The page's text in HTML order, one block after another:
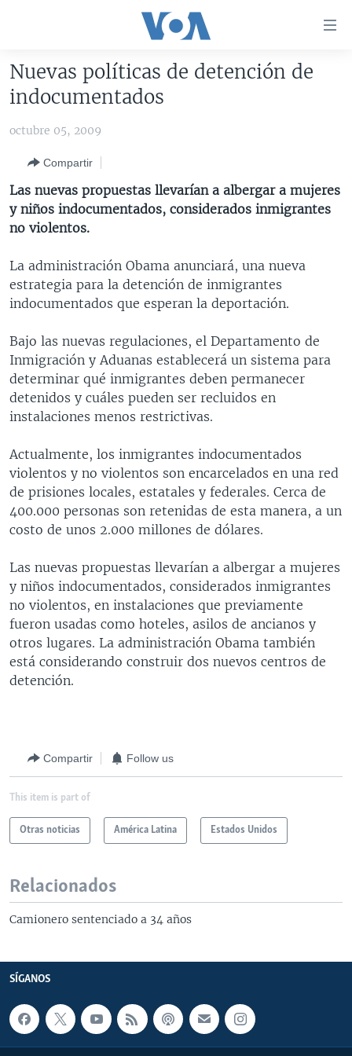
accesibilidad
contenido
Salte
navegador
principal
Salte
búsqueda
AMÉRICA DEL NORTE
MÉXICO
HAITÍ
ELECCIONES EEUU
VOTO DIVIDIDO
VOA VERIFICA
VOA VERIFICA UCRANIA/RUSIA
VOA VERIFICA INMIGRACIÓN
VOA VERIFICA AMÉRICA LATINA
AMÉRICA LATINA
ARGENTINA
BOLIVIA
CHILE
PERÚ
ECUADOR
VENEZUELA
BRASIL
CHINA EN AMÉRICA LATINA
CENTROAMÉRICA
EL SALVADOR
GUATEMALA
HONDURAS
NICARAGUA
INMIGRACIÓN
LIBERTAD DE PRENSA
MUNDO
ECONOMÍA
ENTRETENIMIENTO Y CULTURA
TECNOLOGÍA
DEPORTES
CIENCIA Y SALUD
ESPECIALES DE LA VOA
LIBERTAD DE PRENSA
UCRANIA
MULTIMEDIA
VIDEOS
FOTOGRAFÍA
AUDIOS
PROGRAMAS TV
EL MUNDO AL DÍA
FORO INTERAMERICANO
VISIÓN 360
LAS CLAVES
PANORAMA
RADIO
AVANCE INFORMATIVO
AUDIONOTICIAS
BUENOS DÍAS AMÉRICA
ESTADOS UNIDOS AL DÍA
EL MUNDO AL DÍA [RADIO]
FORO [RADIO]
DEPORTIVO INTERNACIONAL
NOTA ECONÓMICA
ENTRETENIMIENTO
DIRECT
DOCUMENTALES DE LA VOA
Learning English
SÍGANOS
Idiomas
Nuevas políticas de detención de
indocumentados
octubre 05, 2009
Compartir
Las nuevas propuestas llevarían a albergar a mujeres
y niños indocumentados, considerados inmigrantes
no violentos.
La administración Obama anunciará, una nueva
estrategia para la detención de inmigrantes
indocumentados que esperan la deportación.
Bajo las nuevas regulaciones, el Departamento de
Inmigración y Aduanas establecerá un sistema para
determinar qué inmigrantes deben permanecer
detenidos y cuáles pueden ser recluidos en
instalaciones menos restrictivas.
Actualmente, los inmigrantes indocumentados
violentos y no violentos son encarcelados en una red
de prisiones locales, estatales y federales. Cerca de
400.000 personas son retenidas de esta manera, a un
costo de unos 2.000 millones de dólares.
Las nuevas propuestas llevarían a albergar a mujeres
y niños indocumentados, considerados inmigrantes
no violentos, en instalaciones que previamente
fueron usadas como hoteles, asilos de ancianos y
otros lugares. La administración Obama también
está considerando construir dos nuevos centros de
detención.
Compartir Follow us
This item is part of
Otras noticias América Latina Estados Unidos
Relacionados
Camionero sentenciado a 34 años
SÍGANOS